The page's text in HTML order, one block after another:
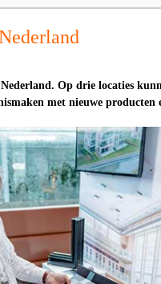
Op drie locaties
met nieuwe producten